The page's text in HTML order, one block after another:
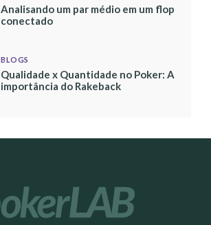
Analisando um par médio em um flop
conectado
BLOGS
Qualidade x Quantidade no Poker: A
importância do Rakeback